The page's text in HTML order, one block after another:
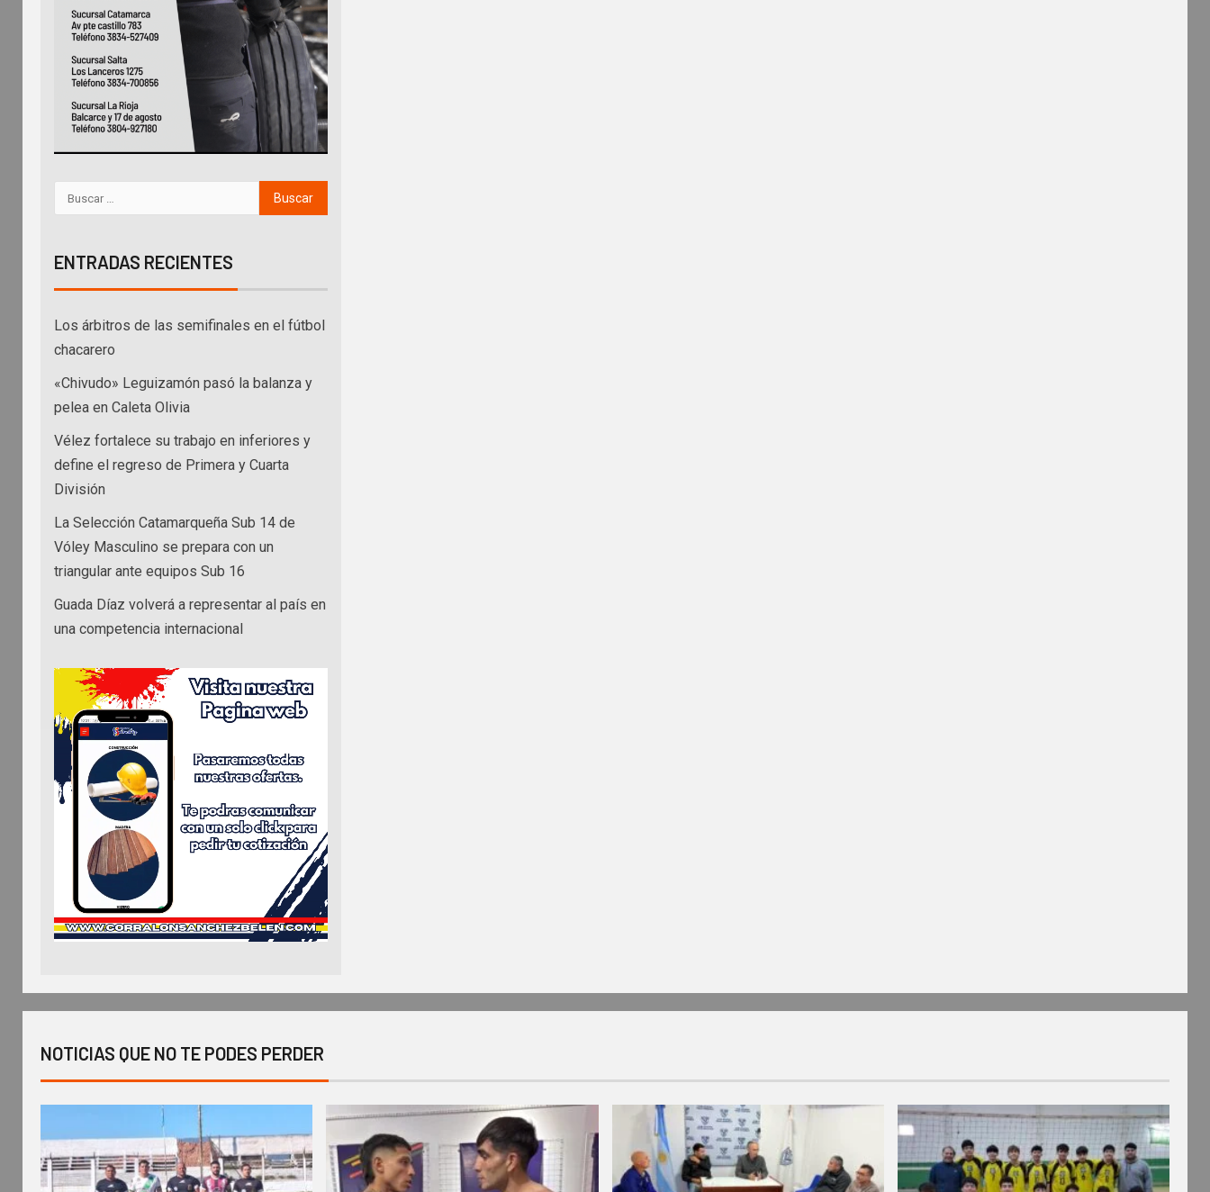
ENTRADAS RECIENTES
Los árbitros de las semifinales en el fútbol
chacarero
«Chivudo» Leguizamón pasó la balanza y
pelea en Caleta Olivia
Vélez fortalece su trabajo en inferiores y
define el regreso de Primera y Cuarta
División
La Selección Catamarqueña Sub 14 de
Vóley Masculino se prepara con un
triangular ante equipos Sub 16
Guada Díaz volverá a representar al país en
una competencia internacional
NOTICIAS QUE NO TE PODES PERDER